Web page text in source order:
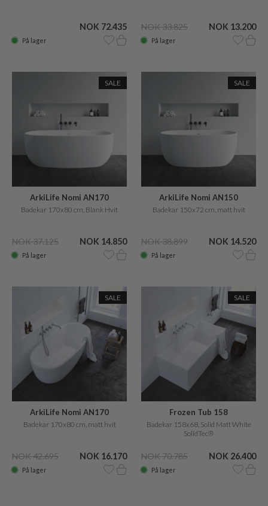
NOK 72.435
På lager
NOK 33.825 NOK 13.200
På lager
SALE
ArkiLife Nomi AN170
Badekar 170x80 cm, Blank Hvit
NOK 37.125 NOK 14.850
På lager
SALE
ArkiLife Nomi AN150
Badekar 150x72 cm, matt hvit
NOK 38.899 NOK 14.520
På lager
SALE
ArkiLife Nomi AN170
Badekar 170x80 cm, matt hvit
NOK 42.695 NOK 16.170
På lager
SALE
Frozen Tub 158
Badekar 158x68, Solid Matt White
SolidTec®
NOK 70.785 NOK 26.400
På lager